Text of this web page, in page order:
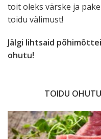
toit oleks värske ja
toidu välimust!
Jälgi lihtsaid
ohutu!
TOIDU